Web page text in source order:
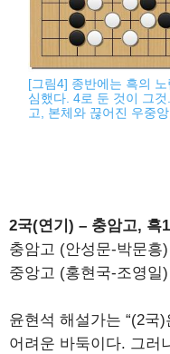
[그림4] 종반에는 흑의
심했다. 4로 둔 것이 그
고, 본체와 끊어진 우중
2국(연기) – 충암고, 흑
충암고 (안성문-박문흥)
중앙고 (홍현국-조영일)
윤현석 해설가는 “(2국
어려운 바둑이다. 그러